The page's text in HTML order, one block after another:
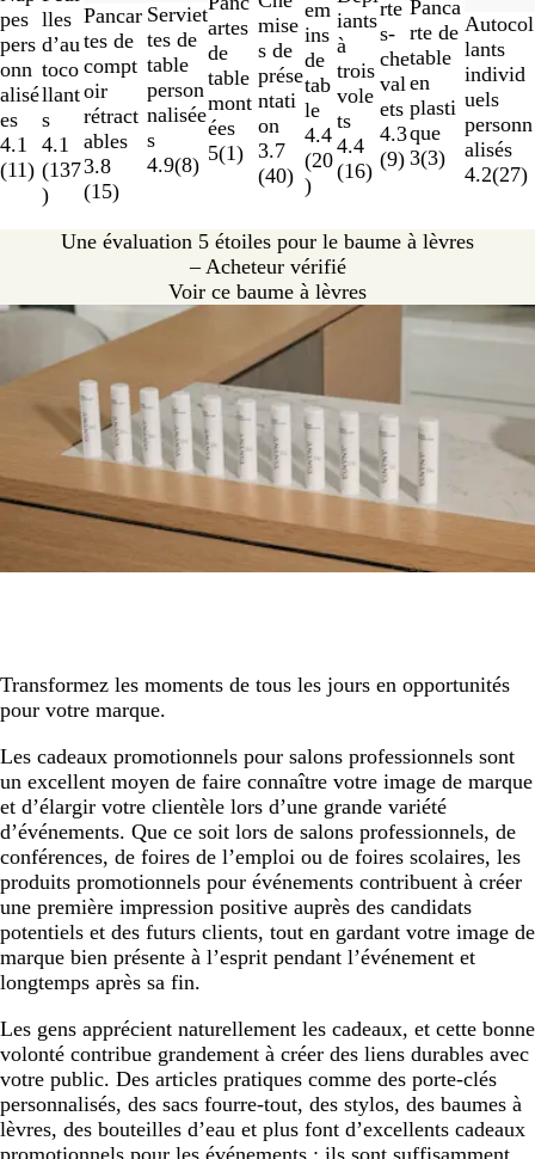
pes
pers
onn
alisé
es
4.1
(11)
lles
d’au
toco
llant
s
4.1
(137
)
Pancar
tes de
compt
oir
rétract
ables
3.8
(15)
Serviet
tes de
table
person
nalisée
s
4.9(8)
artes
de
table
mont
ées
5(1)
mise
s de
prése
ntati
on
3.7
(40)
em
ins
de
tab
le
4.4
(20
)
iants
à
trois
vole
ts
4.4
(16)
rte
s-
che
val
ets
4.3
(9)
Panca
rte de
table
en
plasti
que
3(3)
Autocol
lants
individ
uels
personn
alisés
4.2(27)
2
sur
11
Une évaluation 5 étoiles pour le baume à lèvres
– Acheteur vérifié
Voir ce baume à lèvres
Transformez les moments de tous les jours en opportunités
pour votre marque.
Les cadeaux promotionnels pour salons professionnels sont
un excellent moyen de faire connaître votre image de marque
et d’élargir votre clientèle lors d’une grande variété
d’événements. Que ce soit lors de salons professionnels, de
conférences, de foires de l’emploi ou de foires scolaires, les
produits promotionnels pour événements contribuent à créer
une première impression positive auprès des candidats
potentiels et des futurs clients, tout en gardant votre image de
marque bien présente à l’esprit pendant l’événement et
longtemps après sa fin.
Les gens apprécient naturellement les cadeaux, et cette bonne
volonté contribue grandement à créer des liens durables avec
votre public. Des articles pratiques comme des porte-clés
personnalisés, des sacs fourre-tout, des stylos, des baumes à
lèvres, des bouteilles d’eau et plus font d’excellents cadeaux